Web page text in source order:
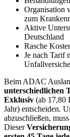
Organisation
zum
Aktive
Deutschland
Rasche
Je nach Tarif
Beim ADAC
unterschiedlichen
Exklusiv (ab 17,80
Jahr) entscheiden.
abzuschließen,
Dieser